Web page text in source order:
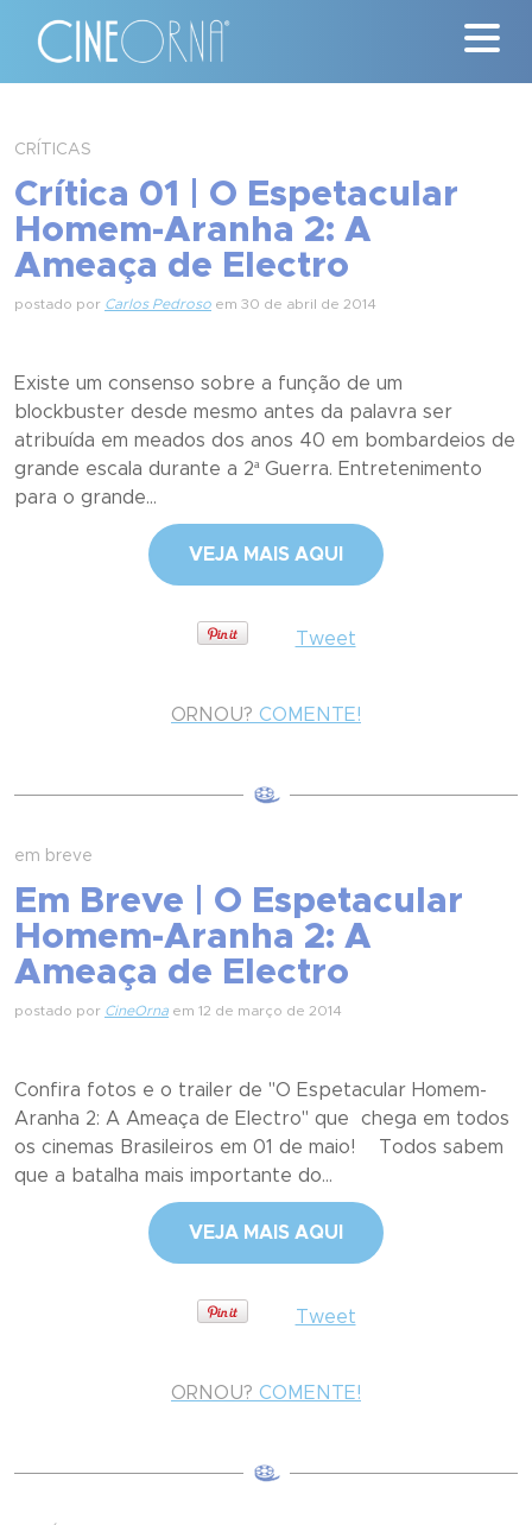
News
#ClássicosCineOrna
Quem Somos
Contato
CRÍTICAS
Crítica 01 | O Espetacular
Homem-Aranha 2: A
Ameaça de Electro
postado por Carlos Pedroso em 30 de abril de 2014
Existe um consenso sobre a função de um
blockbuster desde mesmo antes da palavra ser
atribuída em meados dos anos 40 em bombardeios de
grande escala durante a 2ª Guerra. Entretenimento
para o grande...
VEJA MAIS AQUI
Tweet
ORNOU? COMENTE!
em breve
Em Breve | O Espetacular
Homem-Aranha 2: A
Ameaça de Electro
postado por CineOrna em 12 de março de 2014
Confira fotos e o trailer de "O Espetacular Homem-
Aranha 2: A Ameaça de Electro" que chega em todos
os cinemas Brasileiros em 01 de maio! Todos sabem
que a batalha mais importante do...
VEJA MAIS AQUI
Tweet
ORNOU? COMENTE!